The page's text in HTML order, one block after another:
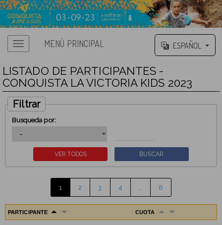
MENÚ PRINCIPAL ESPAÑOL
LISTADO DE PARTICIPANTES -
CONQUISTA LA VICTORIA KIDS 2023
Filtrar
Busqueda por:
1 2 3 4 8
PARTICIPANTE CUOTA